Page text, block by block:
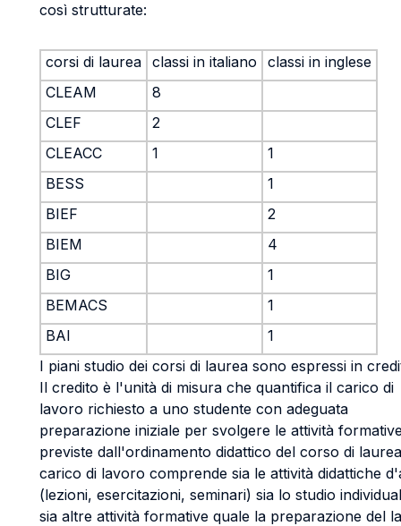
così strutturate:
corsi di laurea classi in italiano
classi in inglese
CLEAM
8
CLEF
2
CLEACC
1
1
BESS
1
BIEF
2
BIEM
4
BIG
1
BEMACS
1
BAI
1
I piani studio dei corsi di laurea sono espressi in
Il credito è l'unità di misura che quantifica il carico di
lavoro richiesto a uno studente con adeguata
preparazione iniziale per svolgere le attività
previste dall'ordinamento didattico del corso di
carico di lavoro comprende sia le attività didattiche
(lezioni, esercitazioni, seminari) sia lo studio
sia altre attività formative quale la preparazione del